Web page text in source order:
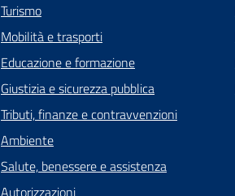
Turismo
Mobilità e trasporti
Educazione e formazione
Giustizia e sicurezza pubblica
Tributi, finanze e contravvenzioni
Ambiente
Salute, benessere e assistenza